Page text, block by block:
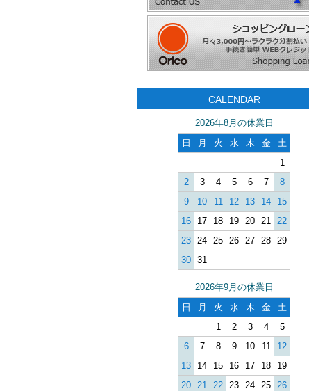
CALENDAR
2026年8月の休業日
日
月 火 水 木 金
土
1
2
3 4 5 6 7
8
9
10 11 12 13 14
15
16
17 18 19 20 21 22
23 24 25 26 27 28 29
30 31
2026年9月の休業日
日
月 火 水 木 金
土
1
2 3 4
5
6
7 8 9 10 11
12
13
14 15 16 17 18
19
20 21 22 23 24 25 26